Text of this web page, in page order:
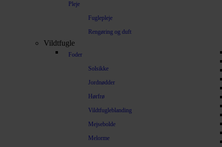
Pleje
Fuglepleje
Rengøring og duft
Vildtfugle
Foder
Solsikke
Jordnødder
Hørfrø
Vildtfugleblanding
Mejsebolde
Melorme